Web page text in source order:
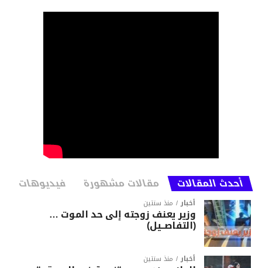
أحدث المقالات مقالات مشهورة فيديوهات
أخبار منذ سنتين
وزير يعنف زوجته إلى حد الموت …
(التفاصــيل)
أخبار منذ سنتين